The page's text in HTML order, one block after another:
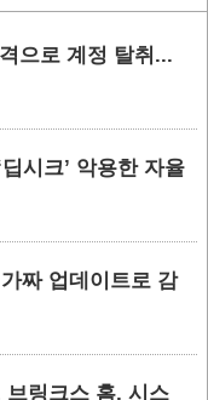
으로 계정 탈취...
시크’ 악용한 자율
짜 업데이트로 감
링크스 홈, 시스